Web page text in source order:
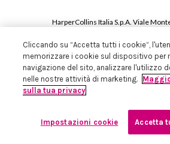
HarperCollins Italia S.p.A. Viale
Iscritta in Milano al Registro delle imprese
Cliccando su “Accetta tutti i cookie”,
memorizzare i cookie sul dispositivo per
navigazione del sito, analizzare l'utilizzo
nelle nostre attività di marketing.
sulla tua privacy
Impostazioni cookie Accetta